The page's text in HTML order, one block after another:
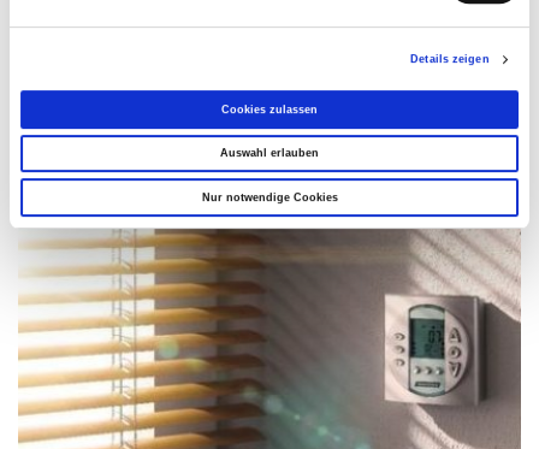
Details zeigen
Cookies zulassen
Auswahl erlauben
Nur notwendige Cookies